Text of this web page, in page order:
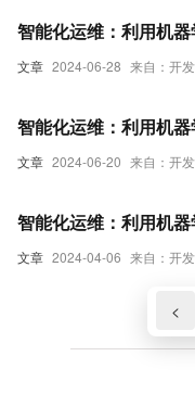
文章 2024-06-28 来自：开
智能化运维：利用机
文章 2024-06-20 来自：开
智能化运维：利用机
文章 2024-04-06 来自：开
智能化运维：利用机
<